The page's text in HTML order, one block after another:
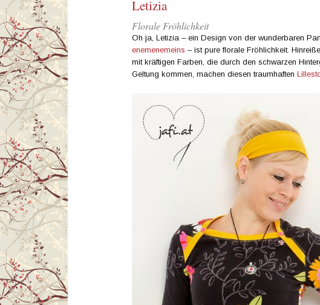
Letizia
Florale Fröhlichkeit
Oh ja, Letizia – ein Design von der wunderbaren
enemenemeins – ist pure florale Fröhlichkeit.
mit kräftigen Farben, die durch den schwarzen
Geltung kommen, machen diesen traumhaften